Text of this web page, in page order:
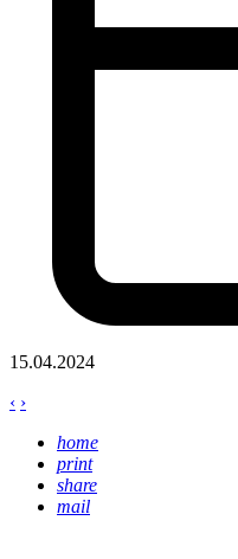
15.04.2024
‹ ›
home
print
share
mail